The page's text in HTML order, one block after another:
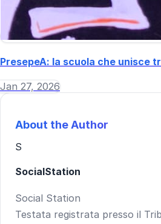
PresepeA: la scuola che unisce
Jan 27, 2026
About the Author
S
SocialStation
Social Station
Testata registrata presso il